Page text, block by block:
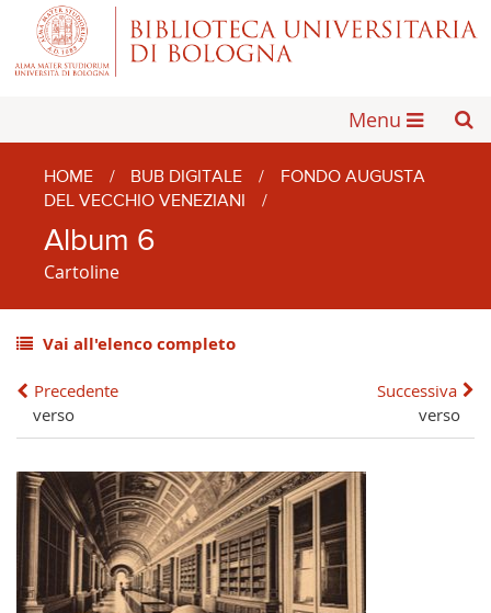
Menu
HOME / BUB DIGITALE /
FONDO AUGUSTA
DEL VECCHIO VENEZIANI
/
Album 6
Cartoline
Vai all'elenco completo
Precedente
verso
Successiva
verso